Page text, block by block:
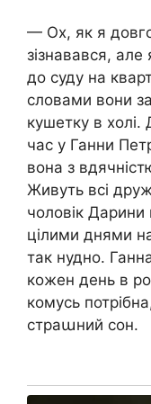
— Ох, як я
зізнавався,
до суду на
словами вони
кушетку в
час у Ганни
вона з
Живуть всі
чоловік
цілими днями
так нудно.
кожен день в
комусь
страաний сон.